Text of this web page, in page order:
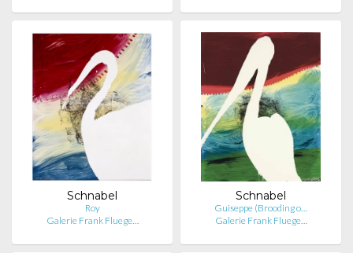
Schnabel
Roy
Galerie Frank Fluege…
Schnabel
Guiseppe (Brooding o…
Galerie Frank Fluege…